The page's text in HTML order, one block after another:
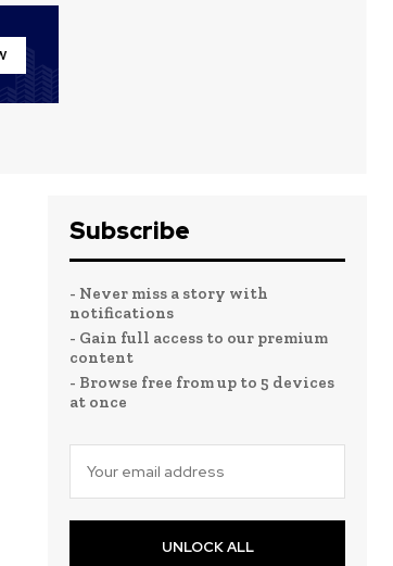
Subscribe
- Never miss a story with
notifications
- Gain full access to our premium
content
- Browse free from up to 5 devices
at once
UNLOCK ALL